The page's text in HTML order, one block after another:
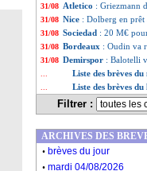
31/08 Atletico : Griezmann
31/08 Nice : Dolberg en prêt
31/08 Sociedad : 20 M€
31/08 Bordeaux : Oudin va
31/08 Demirspor : Balotelli
Liste des brèves
Liste des brèves
Filtrer :
ARCHIVES DES
. brèves du jour
. mardi 04/08/2026